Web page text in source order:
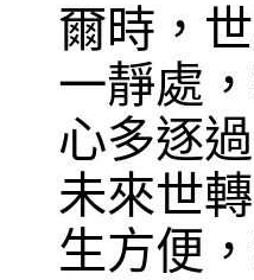
爾時，
一靜處
心多逐
未來世
生方便